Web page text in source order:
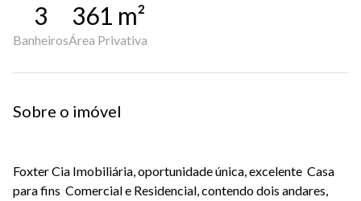
3
Banheiros
361 m²
Área Privativa
Sobre o imóvel
Foxter Cia Imobiliária, oportunidade única, excelente Casa
para fins Comercial e Residencial, contendo dois andares,